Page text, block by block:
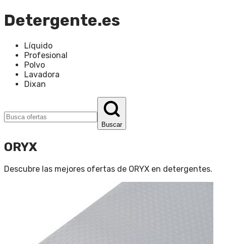
Detergente.es
Líquido
Profesional
Polvo
Lavadora
Dixan
Buscar
ORYX
Descubre las mejores ofertas de ORYX en detergentes.